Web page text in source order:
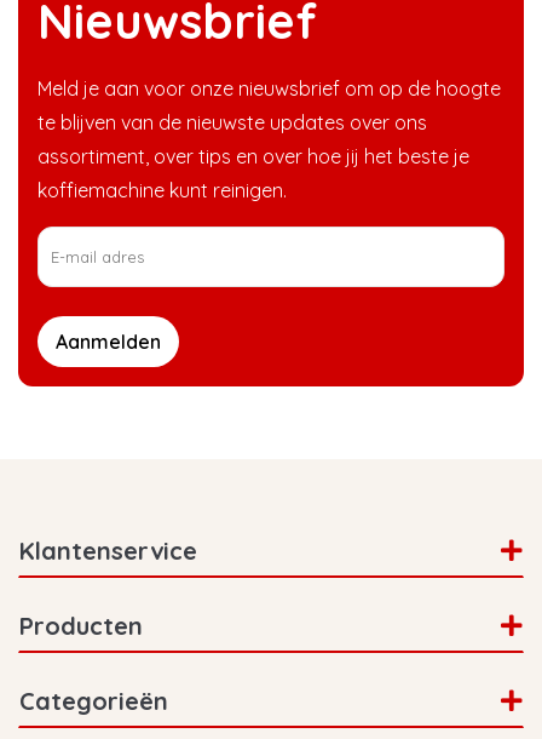
Nieuwsbrief
Meld je aan voor onze nieuwsbrief om op de hoogte
te blijven van de nieuwste updates over ons
assortiment, over tips en over hoe jij het beste je
koffiemachine kunt reinigen.
Aanmelden
Klantenservice
Producten
Categorieën